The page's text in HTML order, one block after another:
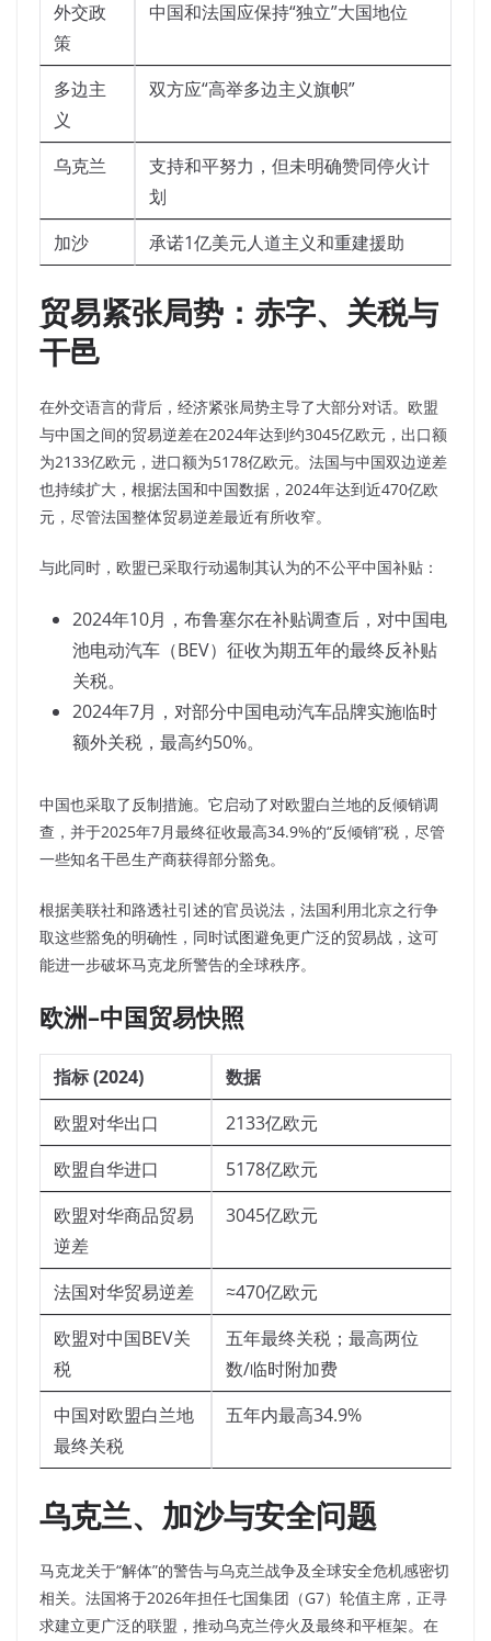
外交政
策
中国和法国应保持“独立”大国地位
多边主
义
双方应“高举多边主义旗帜”
乌克兰
支持和平努力，但未明确赞同停火计
划
加沙
承诺1亿美元人道主义和重建援助
贸易紧张局势：赤字、关税与
干邑
在外交语言的背后，经济紧张局势主导了大部分对话。 欧盟
与中国之间的贸易逆差在2024年达到约3045亿欧元，出口额
为2133亿欧元，进口额为5178亿欧元。 法国与中国双边逆差
也持续扩大，根据法国和中国数据，2024年达到近470亿欧
元，尽管法国整体贸易逆差最近有所收窄。
与此同时，欧盟已采取行动遏制其认为的不公平中国补贴：
2024年10月，布鲁塞尔在补贴调查后，对中国电
池电动汽车（BEV）征收为期五年的最终反补贴
关税。
2024年7月，对部分中国电动汽车品牌实施临时
额外关税，最高约50%。
中国也采取了反制措施。它启动了对欧盟白兰地的反倾销调
查，并于2025年7月最终征收最高34.9%的“反倾销”税，尽管
一些知名干邑生产商获得部分豁免。
根据美联社和路透社引述的官员说法，法国利用北京之行争
取这些豁免的明确性，同时试图避免更广泛的贸易战，这可
能进一步破坏马克龙所警告的全球秩序。
欧洲–中国贸易快照
指标 (2024)
数据
欧盟对华出口
2133亿欧元
欧盟自华进口
5178亿欧元
欧盟对华商品贸易
逆差
3045亿欧元
法国对华贸易逆差
≈470亿欧元
欧盟对中国BEV关
税
五年最终关税；最高两位
数/临时附加费
中国对欧盟白兰地
最终关税
五年内最高34.9%
乌克兰、加沙与安全问题
马克龙关于“解体”的警告与乌克兰战争及全球安全危机感密切
相关。 法国将于2026年担任七国集团（G7）轮值主席，正寻
求建立更广泛的联盟，推动乌克兰停火及最终和平框架。在